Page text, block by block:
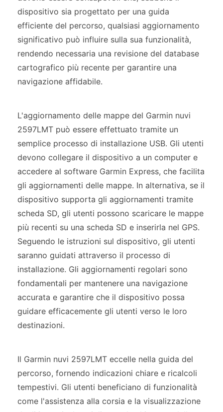
dispositivo sia progettato per una guida
efficiente del percorso, qualsiasi aggiornamento
significativo può influire sulla sua funzionalità,
rendendo necessaria una revisione del database
cartografico più recente per garantire una
navigazione affidabile.
L'aggiornamento delle mappe del Garmin nuvi
2597LMT può essere effettuato tramite un
semplice processo di installazione USB. Gli utenti
devono collegare il dispositivo a un computer e
accedere al software Garmin Express, che facilita
gli aggiornamenti delle mappe. In alternativa, se il
dispositivo supporta gli aggiornamenti tramite
scheda SD, gli utenti possono scaricare le mappe
più recenti su una scheda SD e inserirla nel GPS.
Seguendo le istruzioni sul dispositivo, gli utenti
saranno guidati attraverso il processo di
installazione. Gli aggiornamenti regolari sono
fondamentali per mantenere una navigazione
accurata e garantire che il dispositivo possa
guidare efficacemente gli utenti verso le loro
destinazioni.
Il Garmin nuvi 2597LMT eccelle nella guida del
percorso, fornendo indicazioni chiare e ricalcoli
tempestivi. Gli utenti beneficiano di funzionalità
come l'assistenza alla corsia e la visualizzazione